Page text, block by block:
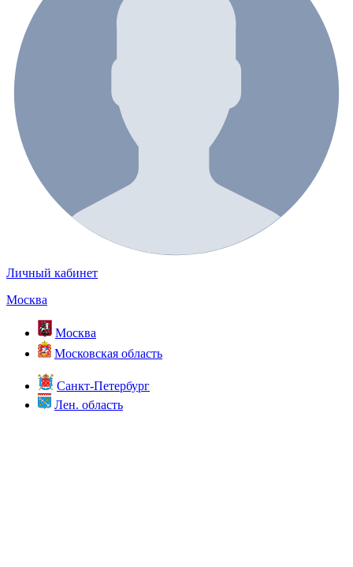
Личный кабинет
Москва
Москва
Московская область
Санкт-Петербург
Лен. область